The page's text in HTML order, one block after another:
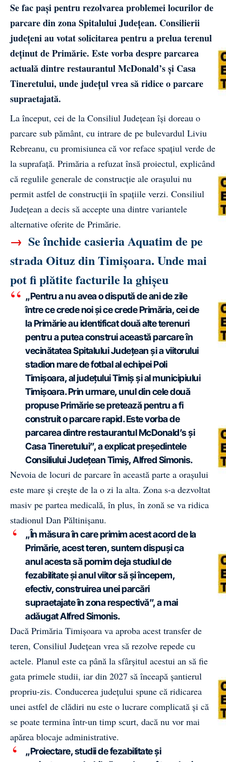
Se fac pași pentru rezolvarea problemei locurilor de
parcare din zona Spitalului Județean. Consilierii
județeni au votat solicitarea pentru a prelua terenul
deținut de Primărie. Este vorba despre parcarea
actuală dintre restaurantul McDonald’s și Casa
Tineretului, unde județul vrea să ridice o parcare
supraetajată.
La început, cei de la Consiliul Județean își doreau o
parcare sub pământ, cu intrare de pe bulevardul Liviu
Rebreanu, cu promisiunea că vor reface spațiul verde de
la suprafață. Primăria a refuzat însă proiectul, explicând
că regulile generale de construcție ale orașului nu
permit astfel de construcții în spațiile verzi. Consiliul
Județean a decis să accepte una dintre variantele
alternative oferite de Primărie.
→ Se închide casieria Aquatim de pe
strada Oituz din Timișoara. Unde mai
pot fi plătite facturile la ghișeu
„Pentru a nu avea o dispută de ani de zile
între ce crede noi și ce crede Primăria, cei de
la Primărie au identificat două alte terenuri
pentru a putea construi această parcare în
vecinătatea Spitalului Județean și a viitorului
stadion mare de fotbal al echipei Poli
Timișoara, al județului Timiș și al municipiului
Timișoara. Prin urmare, unul din cele două
propuse Primărie se pretează pentru a fi
construit o parcare rapid. Este vorba de
parcarea dintre restaurantul McDonald’s și
Casa Tineretului”, a explicat președintele
Consiliului Județean Timiș, Alfred Simonis.
Nevoia de locuri de parcare în această parte a orașului
este mare și crește de la o zi la alta. Zona s-a dezvoltat
masiv pe partea medicală, în plus, în zonă se va ridica
stadionul Dan Păltinișanu.
„În măsura în care primim acest acord de la
Primărie, acest teren, suntem dispuși ca
anul acesta să pornim deja studiul de
fezabilitate și anul viitor să și începem,
efectiv, construirea unei parcări
supraetajate în zona respectivă”, a mai
adăugat Alfred Simonis.
Dacă Primăria Timișoara va aproba acest transfer de
teren, Consiliul Județean vrea să rezolve repede cu
actele. Planul este ca până la sfârșitul acestui an să fie
gata primele studii, iar din 2027 să înceapă șantierul
propriu-zis. Conducerea județului spune că ridicarea
unei astfel de clădiri nu este o lucrare complicată și că
se poate termina într-un timp scurt, dacă nu vor mai
apărea blocaje administrative.
„Proiectare, studii de fezabilitate și